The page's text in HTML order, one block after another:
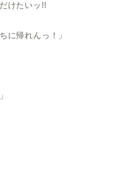
けたいッ!!
に帰れんっ！」